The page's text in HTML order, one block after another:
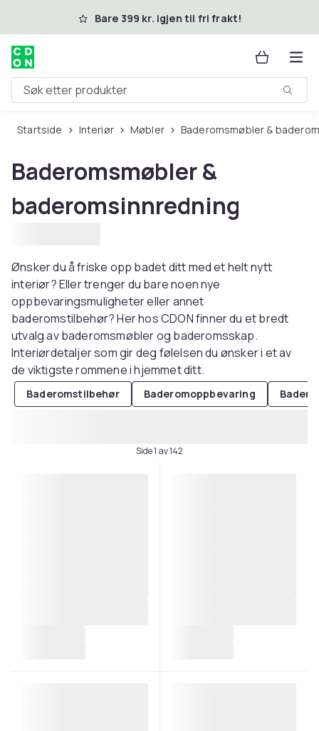
Hopp til hovedinnholdBare 399 kr. igjen til fri frakt!
Søk etter produkter
Startside Interiør Møbler Baderomsmøbler &
Baderomsmøbler &
baderomsinnredning
Ønsker du å friske opp badet ditt med et helt nytt
interiør? Eller trenger du bare noen nye
oppbevaringsmuligheter eller annet
baderomstilbehør? Her hos CDON finner du et bredt
utvalg av baderomsmøbler og baderomsskap.
Interiørdetaljer som gir deg følelsen du ønsker i et av
de viktigste rommene i hjemmet ditt.
Baderomstilbehør Baderomoppbevaring
Side 1 av 142